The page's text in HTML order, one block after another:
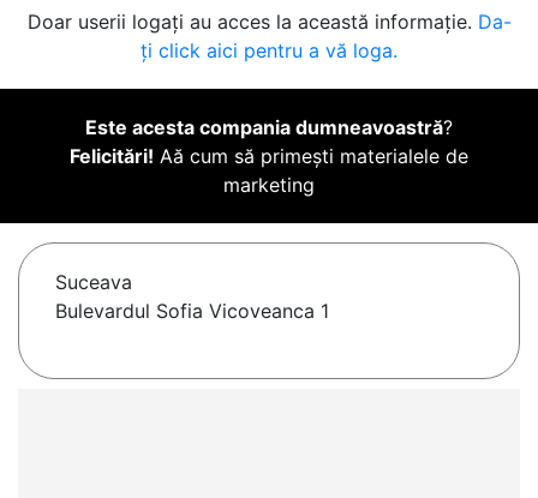
Doar userii logați au acces la această informație. Da-
ți click aici pentru a vă loga.
Este acesta compania dumneavoastră?
Felicitări! Aă cum să primești materialele de
marketing
Suceava
Bulevardul Sofia Vicoveanca 1